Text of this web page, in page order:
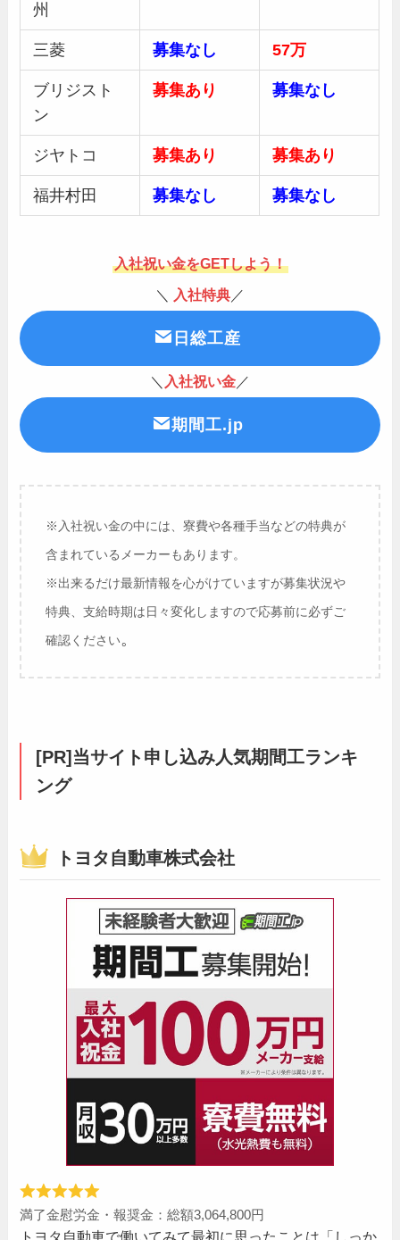
州
三菱 募集なし 57万
ブリジスト
ン
募集あり 募集なし
ジヤトコ 募集あり 募集あり
福井村田 募集なし 募集なし
入社祝い金をGETしよう！
＼
入社特典 ／
日総工産
＼ 入社祝い金 ／
期間工.jp
※入社祝い金の中には、寮費や各種手当などの特典が
含まれているメーカーもあります。
※出来るだけ最新情報を心がけていますが募集状況や
特典、支給時期は日々変化しますので応募前に必ずご
確認ください。
[PR]当サイト申し込み人気期間工ランキ
ング
トヨタ自動車株式会社
満了金慰労金・報奨金：総額3,064,800円
トヨタ自動車で働いてみて最初に思ったことは「しっか